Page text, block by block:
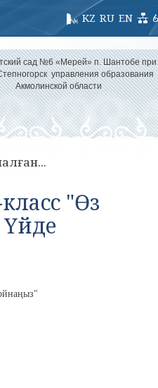
EN
RU
KZ
сад №6 «Мерей» п. Шантобе при
управления образования
Акмолинской области
"Өз